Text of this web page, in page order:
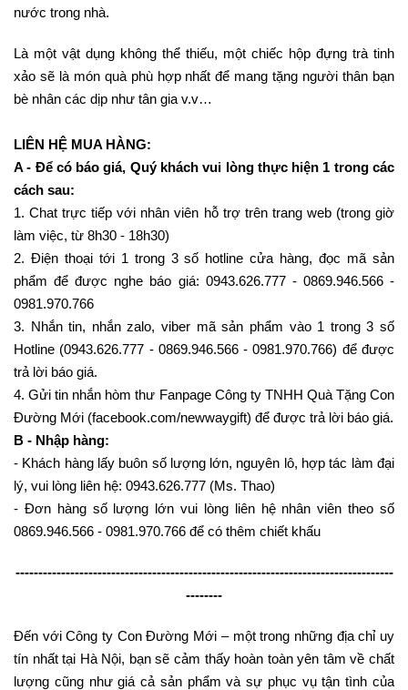
nước trong nhà.
Là một vật dụng không thể thiếu, một chiếc hộp đựng trà tinh
xảo sẽ là món quà phù hợp nhất để mang tặng người thân bạn
bè nhân các dịp như tân gia v.v…
LIÊN HỆ MUA HÀNG:
A - Để có báo giá, Quý khách vui lòng thực hiện 1 trong các
cách sau:
1. Chat trực tiếp với nhân viên hỗ trợ trên trang web (trong giờ
làm việc, từ 8h30 - 18h30)
2. Điện thoại tới 1 trong 3 số hotline cửa hàng, đọc mã sản
phẩm để được nghe báo giá: 0943.626.777 - 0869.946.566 -
0981.970.766
3. Nhắn tin, nhắn zalo, viber mã sản phẩm vào 1 trong 3 số
Hotline (0943.626.777 - 0869.946.566 - 0981.970.766) để được
trả lời báo giá.
4. Gửi tin nhắn hòm thư Fanpage Công ty TNHH Quà Tặng Con
Đường Mới (facebook.com/newwaygift) để được trả lời báo giá.
B - Nhập hàng:
- Khách hàng lấy buôn số lượng lớn, nguyên lô, hợp tác làm đại
lý, vui lòng liên hệ: 0943.626.777 (Ms. Thao)
- Đơn hàng số lượng lớn vui lòng liên hệ nhân viên theo số
0869.946.566 - 0981.970.766 để có thêm chiết khấu
-----------------------------------------------------------------------------------
--------
Đến với Công ty Con Đường Mới – một trong những địa chỉ uy
tín nhất tại Hà Nội, bạn sẽ cảm thấy hoàn toàn yên tâm về chất
lượng cũng như giá cả sản phẩm và sự phục vụ tận tình của